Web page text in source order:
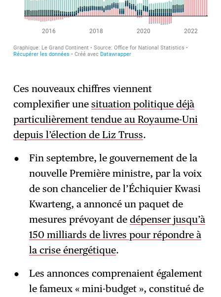
Ces nouveaux chiffres viennent
complexifier unesituation politique déjà
particulièrement tendue au Royaume-Uni
depuis l’élection de Liz Truss.
Fin septembre, le gouvernement de la
nouvelle Première ministre, par la voix
de son chancelier de l’Échiquier Kwasi
Kwarteng, a annoncé un paquet de
mesures prévoyant de dépenser jusqu’à
150 milliards de livres pour répondre à
la crise énergétique.
Les annonces comprenaient également
le fameux « mini-budget », constitué de